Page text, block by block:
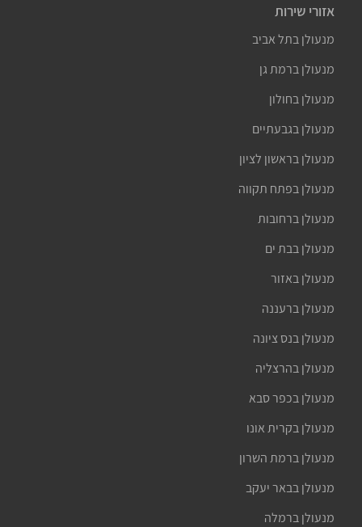
אזורי שירות
מנעולן בתל אביב
מנעולן ברמת גן
מנעולן בחולון
מנעולן בגבעתיים
מנעולן בראשון לציון
מנעולן בפתח תקווה
מנעולן ברחובות
מנעולן בבת ים
מנעולן באזור
מנעולן ברעננה
מנעולן בנס ציונה
מנעולן בהרצליה
מנעולן בכפר סבא
מנעולן בקרית אונו
מנעולן ברמת השרון
מנעולן בבאר יעקב
מנעולן ברמלה